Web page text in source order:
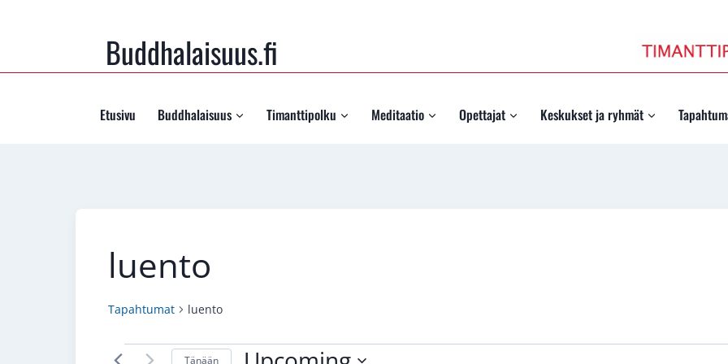
Buddhalaisuus.fi
Etusivu Buddhalaisuus Timanttipolku Meditaatio Opettajat Keskukset ja ryhmät
luento
Tapahtumat luento
Tänään